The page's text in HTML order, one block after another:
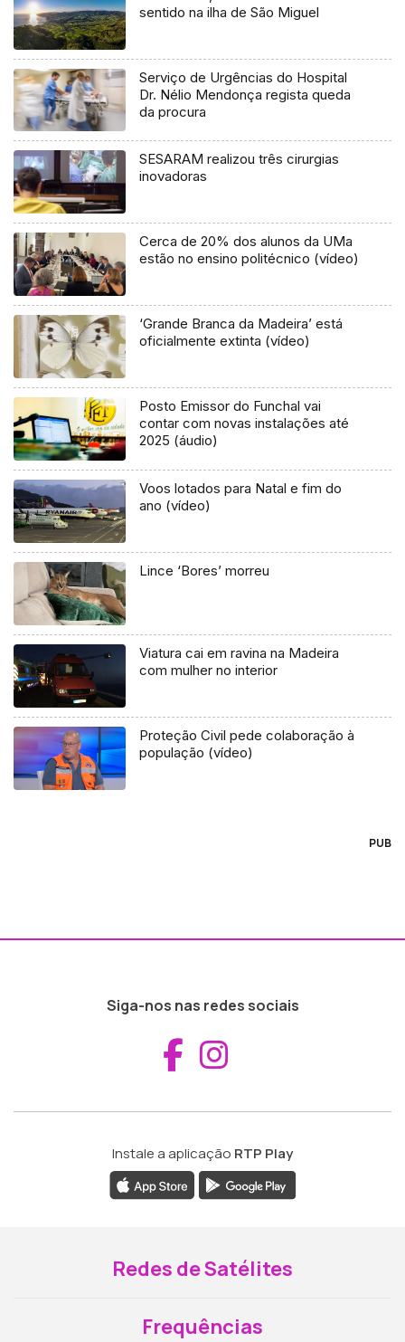
sentido na ilha de São Miguel
Serviço de Urgências do Hospital
Dr. Nélio Mendonça regista queda
da procura
SESARAM realizou três cirurgias
inovadoras
Cerca de 20% dos alunos da UMa
estão no ensino politécnico (vídeo)
‘Grande Branca da Madeira’ está
oficialmente extinta (vídeo)
Posto Emissor do Funchal vai
contar com novas instalações até
2025 (áudio)
Voos lotados para Natal e fim do
ano (vídeo)
Lince ‘Bores’ morreu
Viatura cai em ravina na Madeira
com mulher no interior
Proteção Civil pede colaboração à
população (vídeo)
PUB
Siga-nos nas redes sociais
Aceder ao
Instale a aplicação RTP Play
Redes de Satélites
Frequências